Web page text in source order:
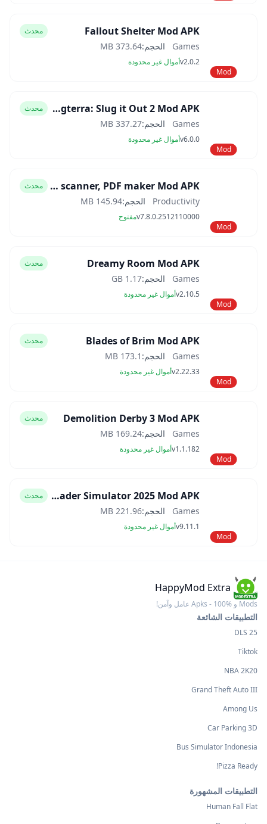
Mod
Fallout Shelter Mod APK محدث
Games الحجم:373.64 MB
v2.0.2أموال غير محدودة
Mod
Slugterra: Slug it Out 2 Mod APK محدث
Games الحجم:337.27 MB
v6.0.0أموال غير محدودة
Mod
CamScanner- scanner, PDF maker Mod APK محدث
Productivity الحجم:145.94 MB
v7.8.0.2512110000مفتوح
Mod
Dreamy Room Mod APK محدث
Games الحجم:1.17 GB
v2.10.5أموال غير محدودة
Mod
Blades of Brim Mod APK محدث
Games الحجم: 173.1 MB
v2.22.33أموال غير محدودة
Mod
Demolition Derby 3 Mod APK محدث
Games الحجم:169.24 MB
v1.1.182أموال غير محدودة
Mod
Car Trader Simulator 2025 Mod APK محدث
Games الحجم:221.96 MB
v9.11.1أموال غير محدودة
HappyMod Extra
Mods و Apks - 100% عامل وآمن!
التطبيقات الشائعة
DLS 25
Tiktok
NBA 2K20
Grand Theft Auto III
Among Us
Car Parking 3D
Bus Simulator Indonesia
Pizza Ready!
التطبيقات المشهورة
Human Fall Flat